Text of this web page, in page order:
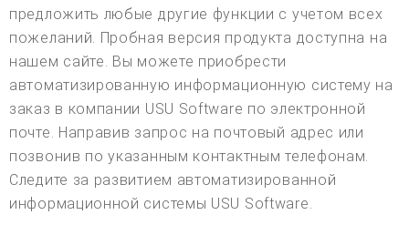
предложить любые другие функции с учетом всех
пожеланий. Пробная версия продукта доступна на
нашем сайте. Вы можете приобрести
автоматизированную информационную систему на
заказ в компании USU Software по электронной
почте. Направив запрос на почтовый адрес или
позвонив по указанным контактным телефонам.
Следите за развитием автоматизированной
информационной системы USU Software.